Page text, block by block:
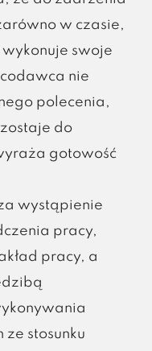
w czasie,
swoje
nie
polecenia,
do
gotowość
wystąpienie
pracy,
pracy, a
stosunku